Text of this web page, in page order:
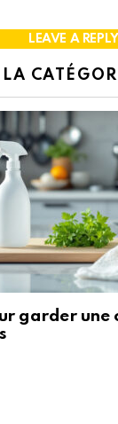
LEAVE A REPLY
garder une